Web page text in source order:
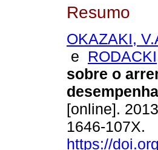
Resumo
OKAZAKI,
e
sobre o
[online].
1646-107X.
https://